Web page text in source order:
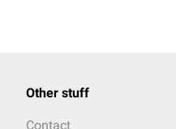
Other stuff
Contact